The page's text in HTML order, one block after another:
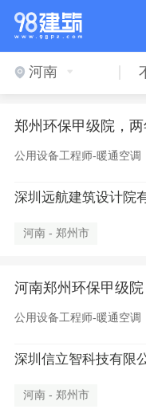
河南
郑州环保甲级院，
公用设备工程师-暖通空调
深圳远航建筑设计院
河南 - 郑州市
河南郑州环保甲级
公用设备工程师-暖通空调
深圳信立智科技有限
河南 - 郑州市